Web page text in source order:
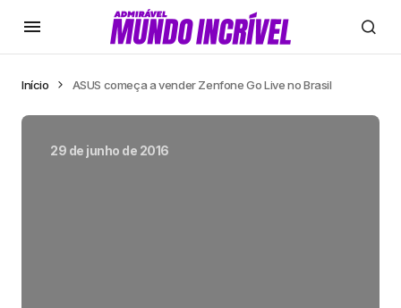
Início ASUS começa a vender Zenfone Go Live no Brasil
29 de junho de 2016